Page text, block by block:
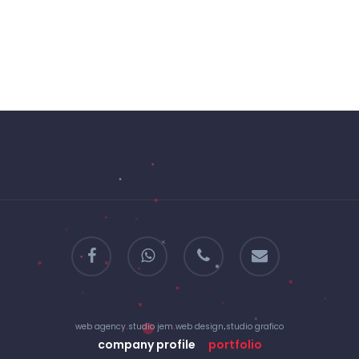
facebook whatsapp phone
web agency.studio jem.web design.studio grafico
company profile portfolio